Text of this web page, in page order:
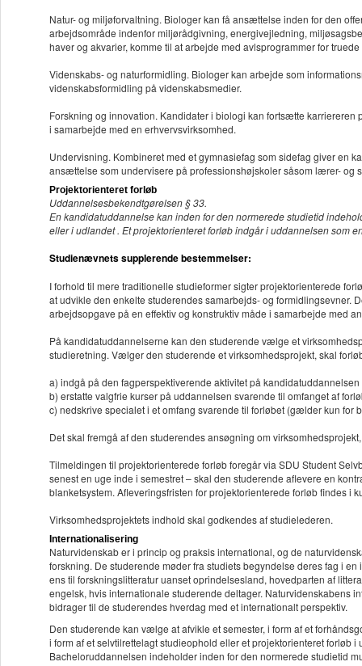
Natur- og miljøforvaltning. Biologer kan få ansættelse inden for den
arbejdsområde indenfor miljørådgivning, energivejledning,
haver og akvarier, komme til at arbejde med avlsprogrammer for truede
Videnskabs- og naturformidling. Biologer kan arbejde som
videnskabsformidling på videnskabsmedier.
Forskning og innovation. Kandidater i biologi kan fortsætte
i samarbejde med en erhvervsvirksomhed.
Undervisning. Kombineret med et gymnasiefag som sidefag giver en
ansættelse som undervisere på professionshøjskoler såsom lærer- og
Projektorienteret forløb
Uddannelsesbekendtgørelsen § 33.
En kandidatuddannelse kan inden for den normerede studietid
eller i udlandet . Et projektorienteret forløb indgår i uddannelsen som
Studienævnets supplerende bestemmelser:
I forhold til mere traditionelle studieformer sigter projektorienterede
at udvikle den enkelte studerendes samarbejds- og formidlingsevner.
arbejdsopgave på en effektiv og konstruktiv måde i samarbejde med
På kandidatuddannelserne kan den studerende vælge et
studieretning. Vælger den studerende et virksomhedsprojekt, skal
a) indgå på den fagperspektiverende aktivitet på kandidatuddannelsen
b) erstatte valgfrie kurser på uddannelsen svarende til omfanget af
c) nedskrive specialet i et omfang svarende til forløbet (gælder kun for
Det skal fremgå af den studerendes ansøgning om
Tilmeldingen til projektorienterede forløb foregår via SDU Student
senest en uge inde i semestret – skal den studerende aflevere en
blanketsystem. Afleveringsfristen for projektorienterede forløb findes i
Virksomhedsprojektets indhold skal godkendes af studielederen.
Internationalisering
Naturvidenskab er i princip og praksis international, og de
forskning. De studerende møder fra studiets begyndelse deres fag i
ens til forskningslitteratur uanset oprindelsesland, hovedparten af
engelsk, hvis internationale studerende deltager. Naturvidenskabens
bidrager til de studerendes hverdag med et internationalt perspektiv.
Den studerende kan vælge at afvikle et semester, i form af et
i form af et selvtilrettelagt studieophold eller et projektorienteret forløb i
Bacheloruddannelsen indeholder inden for den normerede studietid